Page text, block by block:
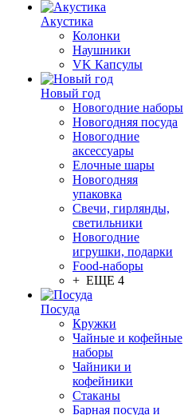
Акустика
Колонки
Наушники
VK Капсулы
Новый год
Новогодние наборы
Новогодняя посуда
Новогодние
аксессуары
Елочные шары
Новогодняя
упаковка
Свечи, гирлянды,
светильники
Новогодние
игрушки, подарки
Food-наборы
+ ЕЩЕ 4
Посуда
Кружки
Чайные и кофейные
наборы
Чайники и
кофейники
Стаканы
Барная посуда и